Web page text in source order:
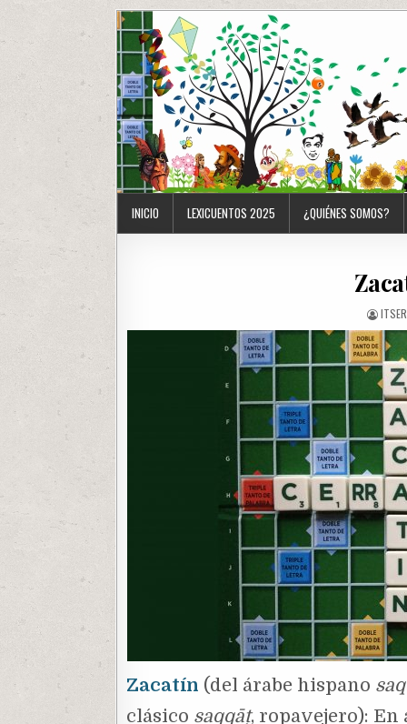
INICIO LEXICUENTOS 2025 ¿QUIÉNES SOMOS?
Zacatín (del árabe hispano
clásico saqqāṭ, ropavejero): En